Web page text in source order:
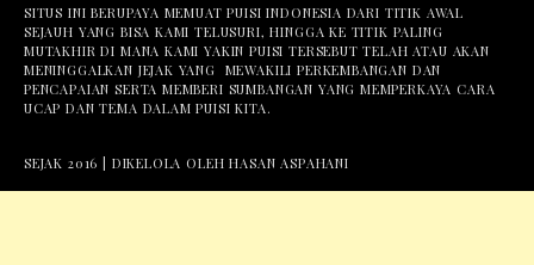
SITUS INI BERUPAYA MEMUAT PUISI INDONESIA DARI TITIK AWAL
SEJAUH YANG BISA KAMI TELUSURI, HINGGA KE TITIK PALING
MUTAKHIR DI MANA KAMI YAKIN PUISI TERSEBUT TELAH ATAU AKAN
MENINGGALKAN JEJAK YANG MEWAKILI PERKEMBANGAN DAN
PENCAPAIAN SERTA MEMBERI SUMBANGAN YANG MEMPERKAYA CARA
UCAP DAN TEMA DALAM PUISI KITA.
SEJAK 2016 | DIKELOLA OLEH HASAN ASPAHANI